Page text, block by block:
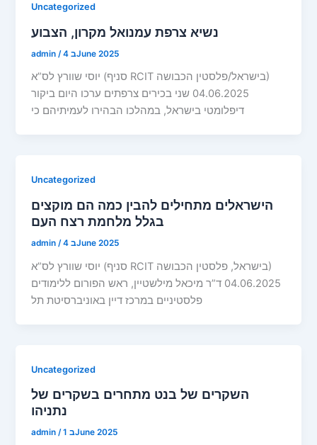
Uncategorized
נשיא צרפת עמנואל מקרון, הצבוע
admin / 4 בJune 2025
יוסי שוורץ לס”א (סניף RCIT בישראל/פלסטין הכבושה)
04.06.2025 שני בכירים צרפתים ערכו היום ביקור
דיפלומטי בישראל, במהלכו הבהירו לעמיתיהם כי
Uncategorized
הישראלים מתחילים להבין כמה הם מוקצים
בגלל מלחמת רצח העם
admin/ 4 בJune 2025
יוסי שוורץ לס”א (סניף RCIT בישראל, פלסטין הכבושה)
04.06.2025 ד”ר מיכאל מילשטיין, ראש הפורום ללימודים
פלסטיניים במרכז דיין באוניברסיטת תל
Uncategorized
השקרים של בנט מתחרים בשקרים של
נתניהו
admin/ 1 בJune 2025